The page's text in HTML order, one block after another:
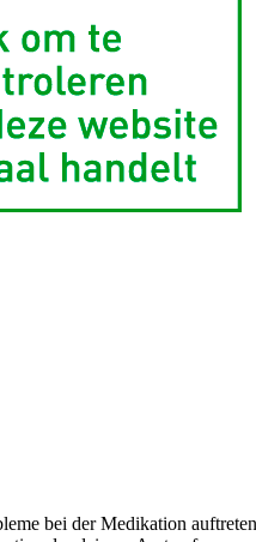
bei der Medikation